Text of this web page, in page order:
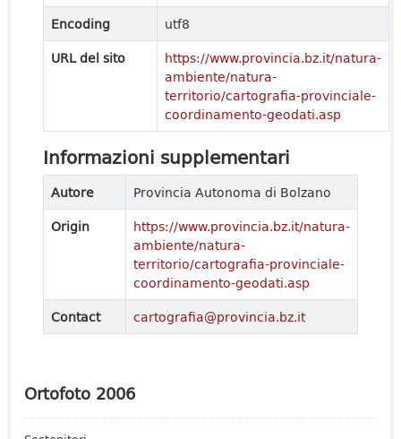
Ortofoto 2006
Encoding
utf8
URL del sito
https://www.provincia.bz.it/natura-
ambiente/natura-
territorio/cartografia-provinciale-
coordinamento-geodati.asp
Informazioni supplementari
Autore
Provincia Autonoma di Bolzano
Origin
https://www.provincia.bz.it/natura-
ambiente/natura-
territorio/cartografia-provinciale-
coordinamento-geodati.asp
Contact
cartografia@provincia.bz.it